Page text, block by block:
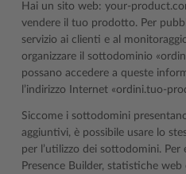
Hai un sito web: your-
vendere il tuo prodotto. Per
servizio ai clienti e al
organizzare il sottodominio
possano accedere a queste
l’indirizzo Internet «ordini.tuo-
Siccome i sottodomini
aggiuntivi, è possibile usare lo
per l’utilizzo dei sottodomini. Per
Presence Builder, statistiche web